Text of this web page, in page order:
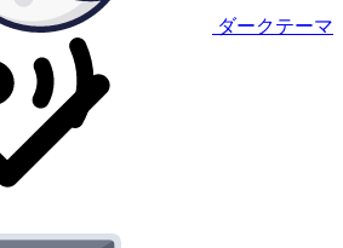
ダークテーマ